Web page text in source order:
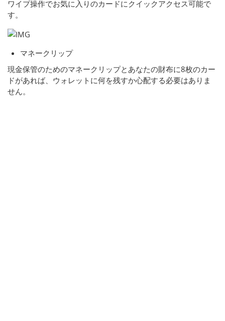
ワイプ操作でお気に入りのカードにクイックアクセス可能で
す。
マネークリップ
現金保管のためのマネークリップとあなたの財布に8枚のカー
ドがあれば、ウォレットに何を残すか心配する必要はありま
せん。